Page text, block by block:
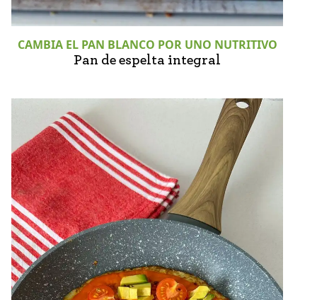
CAMBIA EL PAN BLANCO POR UNO NUTRITIVO
Pan de espelta integral